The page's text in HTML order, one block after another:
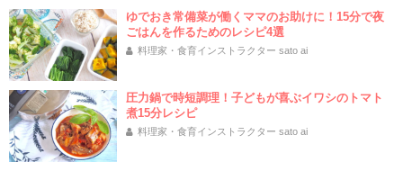
ゆでおき常備菜が働くママのお助けに！15分で夜
ごはんを作るためのレシピ4選
料理家・食育インストラクター sato ai
圧力鍋で時短調理！子どもが喜ぶイワシのトマト
煮15分レシピ
料理家・食育インストラクター sato ai